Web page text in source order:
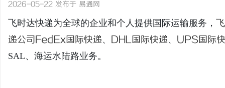
2026-05-22 发布于 易通网
飞时达快递为全球的企业和个人提供国际运输服务，
递公司FedEx国际快递、 DHL国际快递、 UPS国际
SAL、海运水陆路业务。